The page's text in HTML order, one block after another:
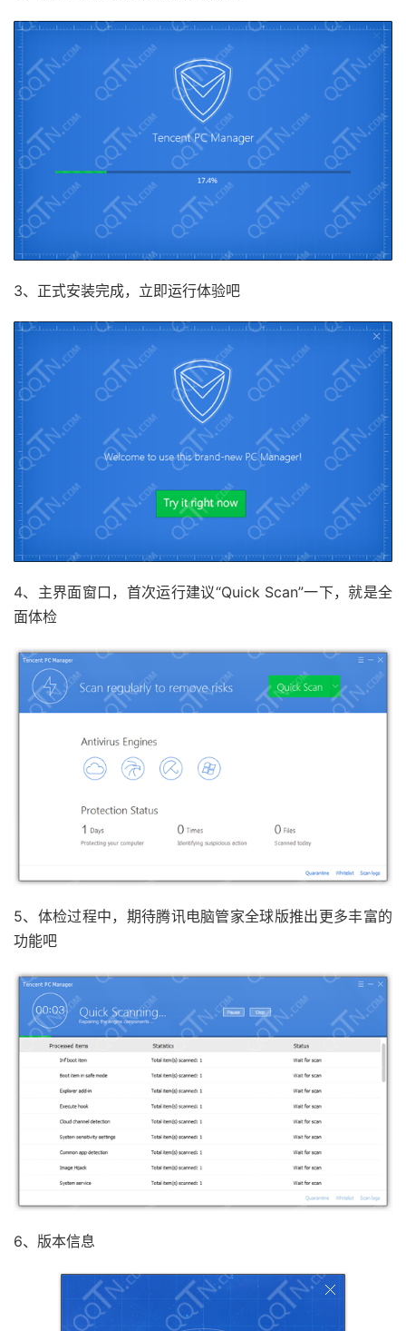
3、正式安装完成，立即运行体验吧
4、主界面窗口，首次运行建议“Quick Scan”一下，就是全
面体检
5、体检过程中，期待腾讯电脑管家全球版推出更多丰富的
功能吧
6、版本信息